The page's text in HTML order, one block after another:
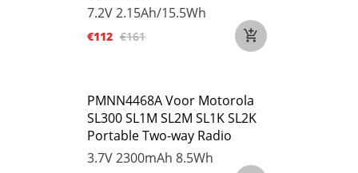
7.2V2.15Ah/15.5Wh
€112 €161
PMNN4468A Voor Motorola
SL300 SL1M SL2M SL1K SL2K
Portable Two-way Radio
3.7V2300mAh 8.5Wh